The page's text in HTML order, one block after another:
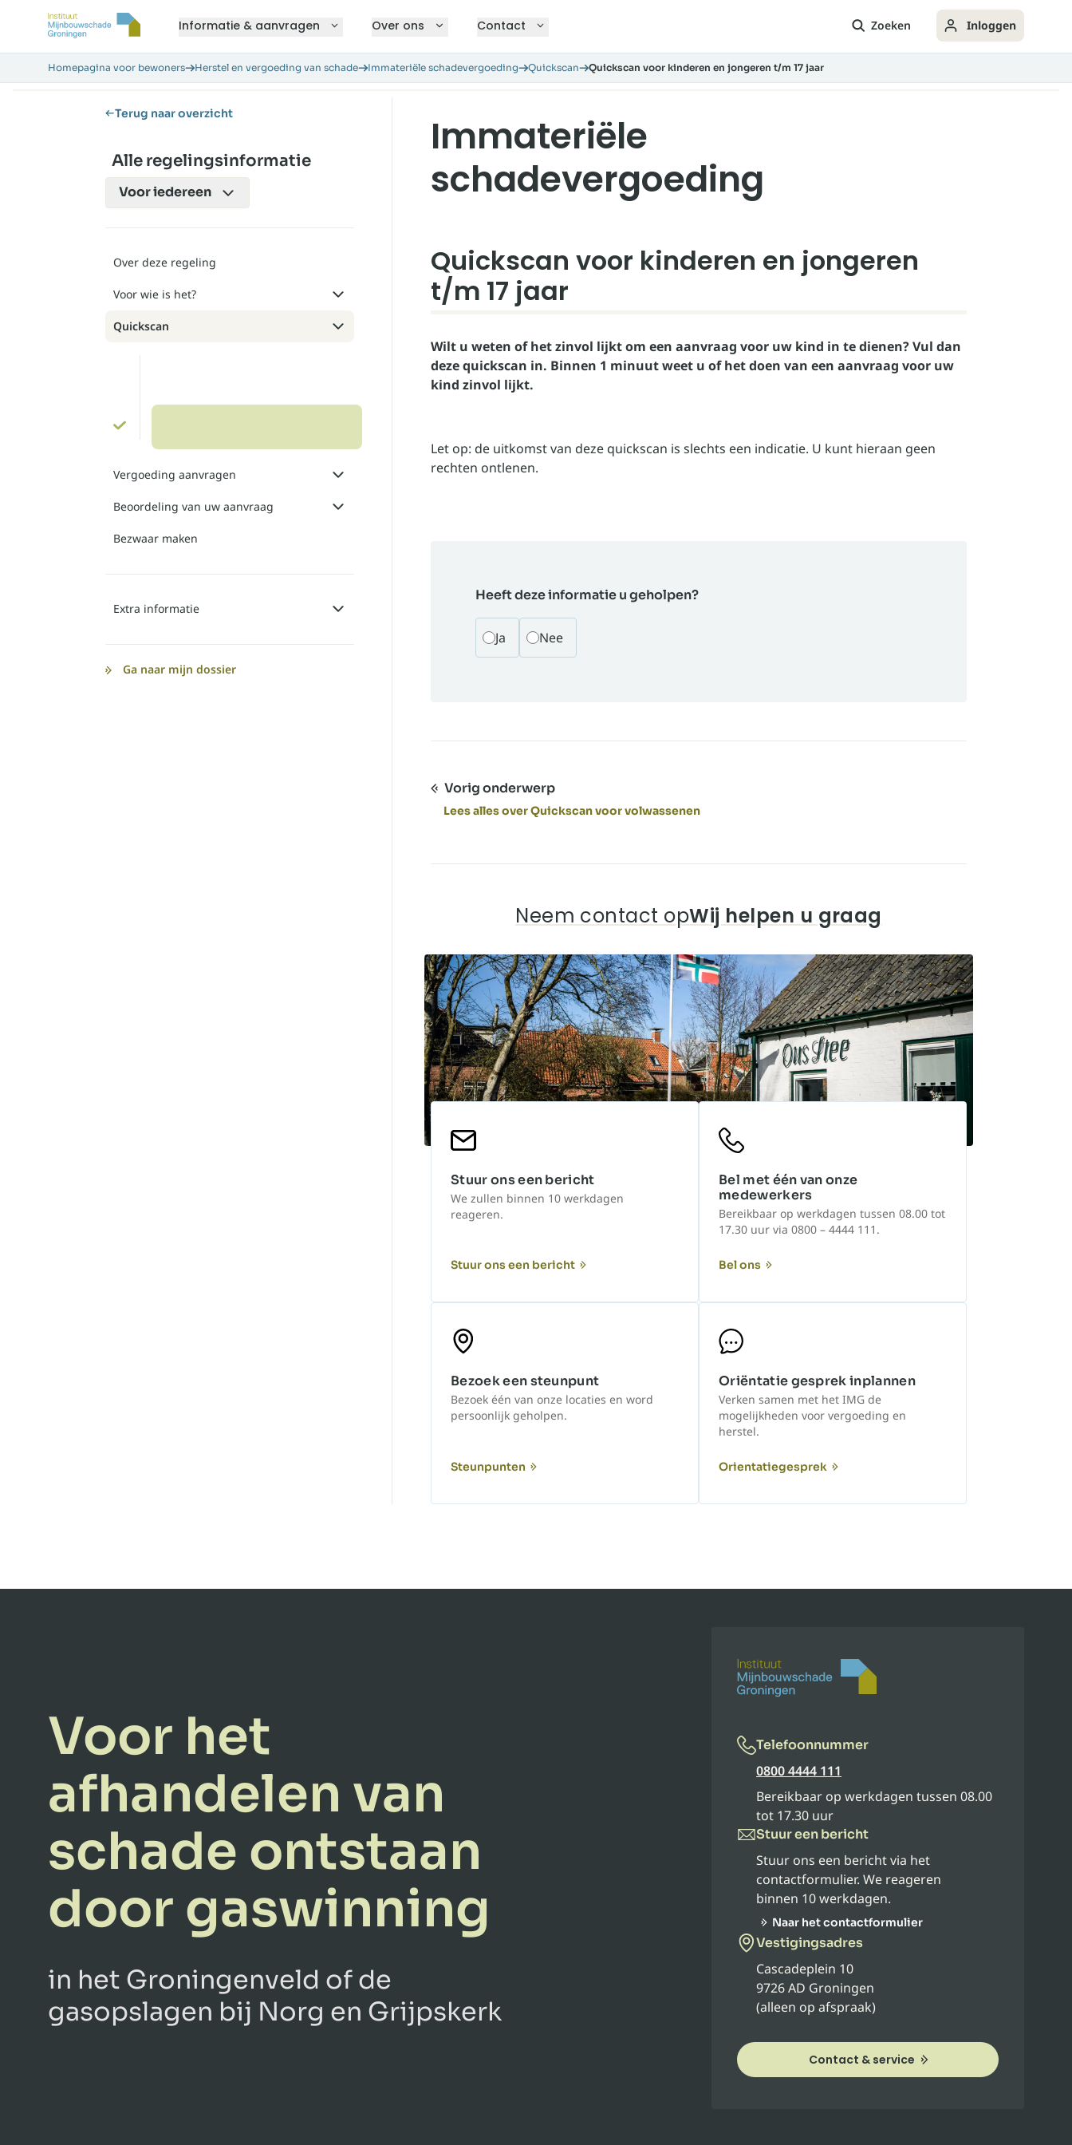
Informatie & aanvragen Over ons Contact Zoeken Inloggen
Homepagina voor bewoners Herstel en vergoeding van schade Immateriële schadevergoeding Quickscan Quickscan voor kinderen en jongeren t/m 17 jaar
Terug naar overzicht
Alle regelingsinformatie
Vooriedereen
Over deze regeling
Voor wie is het?
Quickscan
Vergoeding aanvragen
Beoordeling van uw aanvraag
Bezwaar maken
Extra informatie
Ga naar mijn dossier
Immateriële
schadevergoeding
Quickscan voor kinderen en jongeren
t/m 17 jaar
Wilt u weten of het zinvol lijkt om een aanvraag voor uw kind in te dienen? Vul dan
deze quickscan in. Binnen 1 minuut weet u of het doen van een aanvraag voor uw
kind zinvol lijkt.
Let op: de uitkomst van deze quickscan is slechts een indicatie. U kunt hieraan geen
rechten ontlenen.
Heeft deze informatie u geholpen?
Ja Nee
Vorig onderwerp
Lees alles over Quickscan voor volwassenen
Neem contact opWij helpen u graag
Stuur ons een bericht
We zullen binnen 10 werkdagen
reageren.
Stuur ons een bericht
Bel met één van onze
medewerkers
Bereikbaar op werkdagen tussen 08.00 tot
17.30 uur via 0800 – 4444 111.
Bel ons
Bezoek een steunpunt
Bezoek één van onze locaties en word
persoonlijk geholpen.
Steunpunten
Oriëntatie gesprek inplannen
Verken samen met het IMG de
mogelijkheden voor vergoeding en
herstel.
Orientatiegesprek
Voor het
afhandelen van
schade ontstaan
door gaswinning
in het Groningenveld of de
gasopslagen bij Norg en Grijpskerk
Telefoonnummer
0800 4444 111
Bereikbaar op werkdagen tussen 08.00
tot 17.30 uur
Stuur een bericht
Stuur ons een bericht via het
contactformulier. We reageren
binnen 10 werkdagen.
Naar het contactformulier
Vestigingsadres
Cascadeplein 10
9726 AD Groningen
(alleen op afspraak)
Contact & service